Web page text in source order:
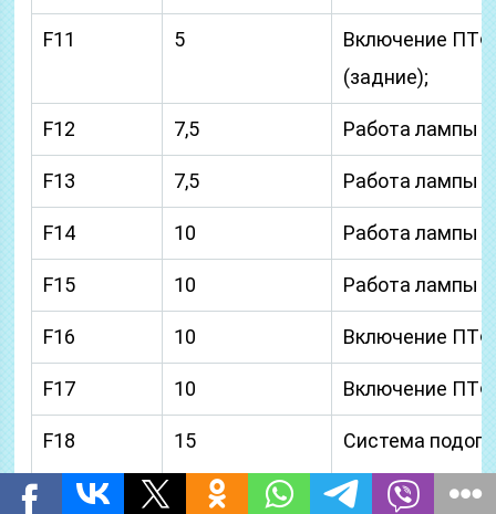
F11 5
Включение ПТФ
(задние);
F12 7,5 Работа лампы
F13 7,5 Работа лампы
F14 10 Работа лампы
F15 10 Работа лампы
F16 10 Включение ПТФ
F17 10 Включение
F18 15
Система
водительского